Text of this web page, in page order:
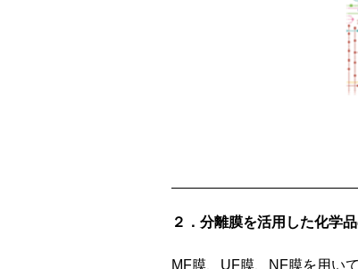
２．分離膜を活用した化学
MF膜、UF膜、NF膜を用い